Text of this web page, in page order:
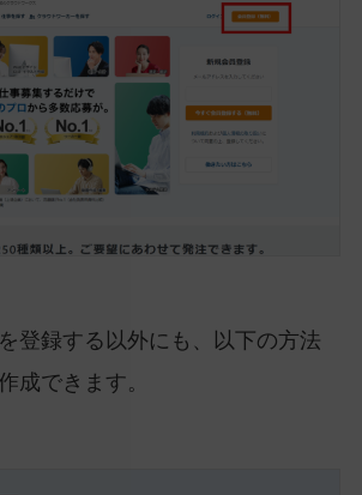
登録する以外にも、以下の方法
成できます。